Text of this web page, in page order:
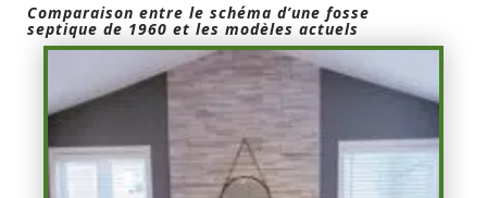
Comparaison entre le schéma d’une fosse
septique de 1960 et les modèles actuels